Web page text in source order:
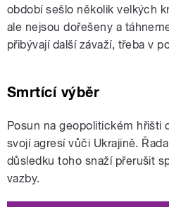
období sešlo několik velkých
ale nejsou dořešeny a
přibývají další závaží, třeba v
Smrtící výběr
Posun na geopolitickém hřišti
svojí agresí vůči Ukrajině.
důsledku toho snaží přerušit
vazby.